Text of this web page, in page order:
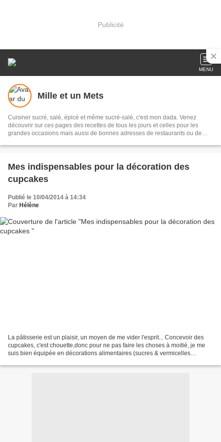
Publicité
MENU
Mille et un Mets
Cuisiner sucré, salé, épicé et même sucré-salé, c'est mon dada. Venez
découvrir sur ces pages des recettes de tous les jours et celles pour les
grandes occasions mais aussi de bonnes adresses de restaurants ou de
bonheur ;-)
Mes indispensables pour la décoration des
cupcakes
Publié le 10/04/2014 à 14:34
Par Hélène
La pâtisserie est un plaisir, un moyen de me vider l'esprit... Concevoir des
cupcakes, c'est chouette,donc pour ne pas faire les choses à moitié, je me
suis bien équipée en décorations alimentaires (sucres & vermicelles